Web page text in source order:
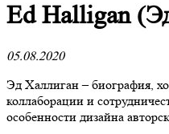
Ed Halligan
05.08.2020
Эд Халлиган – биография,
коллаборации и
особенности дизайна